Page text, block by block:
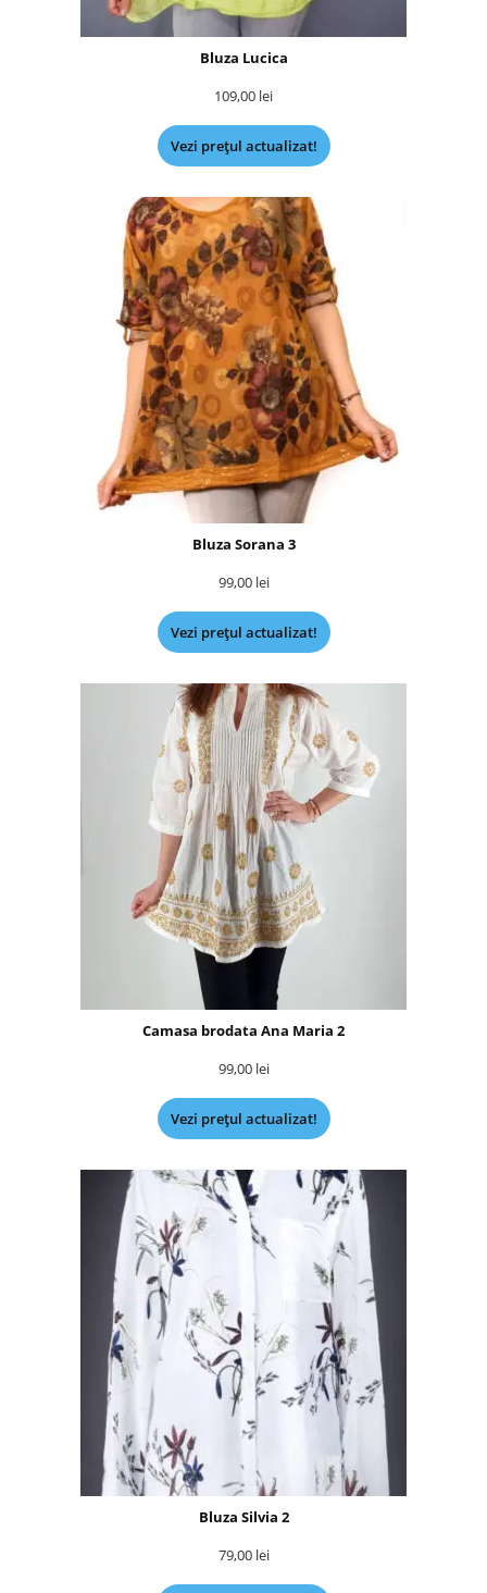
Bluza Lucica
109,00 lei
Vezi prețul actualizat!
Bluza Sorana 3
99,00 lei
Vezi prețul actualizat!
Camasa brodata Ana Maria 2
99,00 lei
Vezi prețul actualizat!
Bluza Silvia 2
79,00 lei